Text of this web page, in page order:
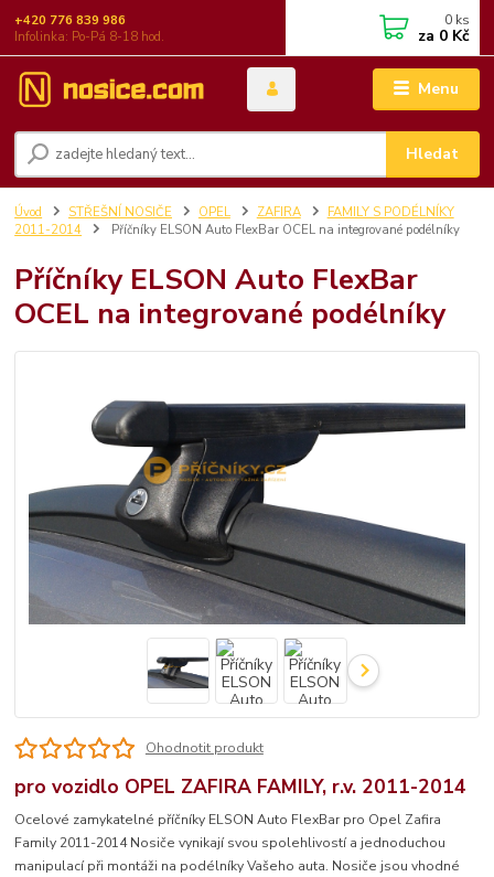
Menu
Hledat
+420 776 839 986
Infolinka: Po-Pá 8-18 hod.
0 ks
za 0 Kč
Úvod STŘEŠNÍ NOSIČE OPEL ZAFIRA
FAMILY S PODÉLNÍKY
2011-2014
Příčníky ELSON Auto FlexBar OCEL na integrované podélníky
Příčníky ELSON Auto FlexBar
OCEL na integrované podélníky
Ohodnotit produkt
pro vozidlo OPEL ZAFIRA FAMILY, r.v. 2011-2014
Ocelové zamykatelné příčníky ELSON Auto FlexBar pro Opel Zafira
Family 2011-2014 Nosiče vynikají svou spolehlivostí a jednoduchou
manipulací při montáži na podélníky Vašeho auta. Nosiče jsou vhodné